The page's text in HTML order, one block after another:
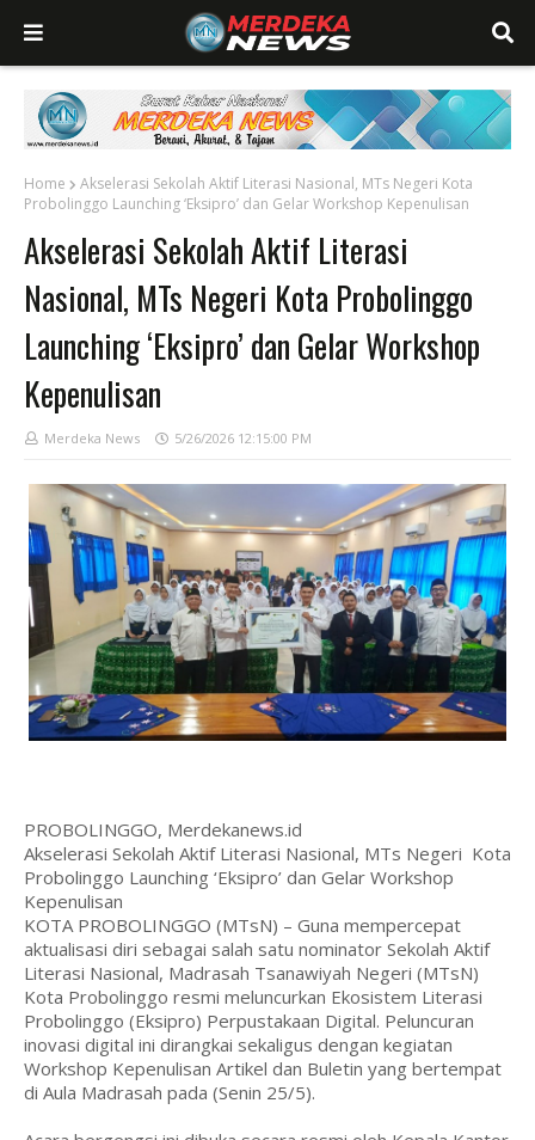
Home
Akselerasi Sekolah Aktif Literasi Nasional, MTs Negeri Kota
Probolinggo Launching ‘Eksipro’ dan Gelar Workshop Kepenulisan
Akselerasi Sekolah Aktif Literasi
Nasional, MTs Negeri Kota Probolinggo
Launching ‘Eksipro’ dan Gelar Workshop
Kepenulisan
Merdeka News 5/26/2026 12:15:00 PM
PROBOLINGGO, Merdekanews.id
Akselerasi Sekolah Aktif Literasi Nasional, MTs Negeri Kota
Probolinggo Launching ‘Eksipro’ dan Gelar Workshop
Kepenulisan
KOTA PROBOLINGGO (MTsN) – Guna mempercepat
aktualisasi diri sebagai salah satu nominator Sekolah Aktif
Literasi Nasional, Madrasah Tsanawiyah Negeri (MTsN)
Kota Probolinggo resmi meluncurkan Ekosistem Literasi
Probolinggo (Eksipro) Perpustakaan Digital. Peluncuran
inovasi digital ini dirangkai sekaligus dengan kegiatan
Workshop Kepenulisan Artikel dan Buletin yang bertempat
di Aula Madrasah pada (Senin 25/5).